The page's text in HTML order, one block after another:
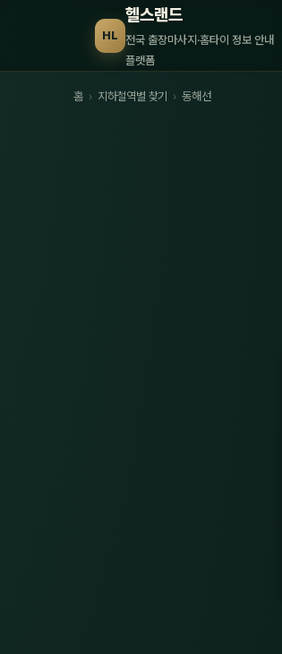
HL
헬스랜드
전국 출장마사지·홈타이 정보 안내
플랫폼
홈 › 지하철역별 찾기 › 동해선